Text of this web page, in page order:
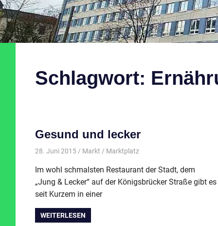
Schlagwort:
Gesund und lecker
28. Juni 2015 Markt Marktplatz
Im wohl schmalsten Restaurant der Stadt, dem
„Jung & Lecker“ auf der Königsbrücker Straße gibt es
seit Kurzem in einer
WEITERLESEN